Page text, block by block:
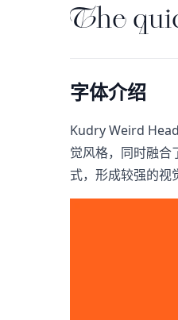
The
字体介绍
Kudry Weird
觉风格，同时融合
式，形成较强的视